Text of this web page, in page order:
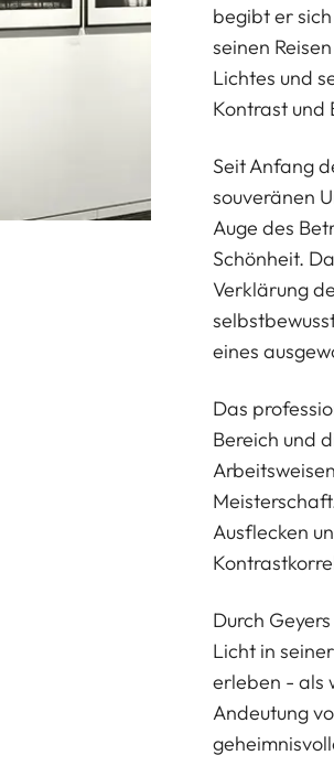
begibt er
seinen
Lichtes und
Kontrast und
Seit Anfang
souveränen
Auge des
Schönheit.
Verklärung
eines
Das
Bereich und
Ausflecken
Durch
Licht in
erleben - als
Andeutung